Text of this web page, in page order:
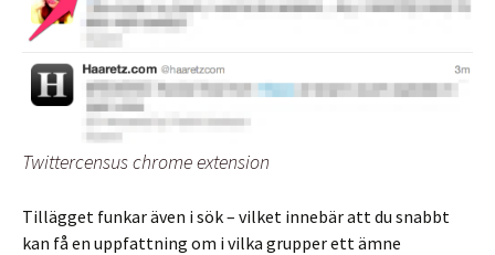
Twittercensus chrome extension
Tillägget funkar även i sök – vilket innebär att du snabbt
kan få en uppfattning om i vilka grupper ett ämne